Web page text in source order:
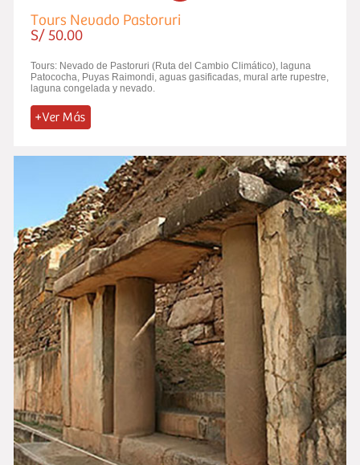
Tours Nevado Pastoruri
S/ 50.00
Tours: Nevado de Pastoruri (Ruta del Cambio Climático), laguna
Patococha, Puyas Raimondi, aguas gasificadas, mural arte rupestre,
laguna congelada y nevado.